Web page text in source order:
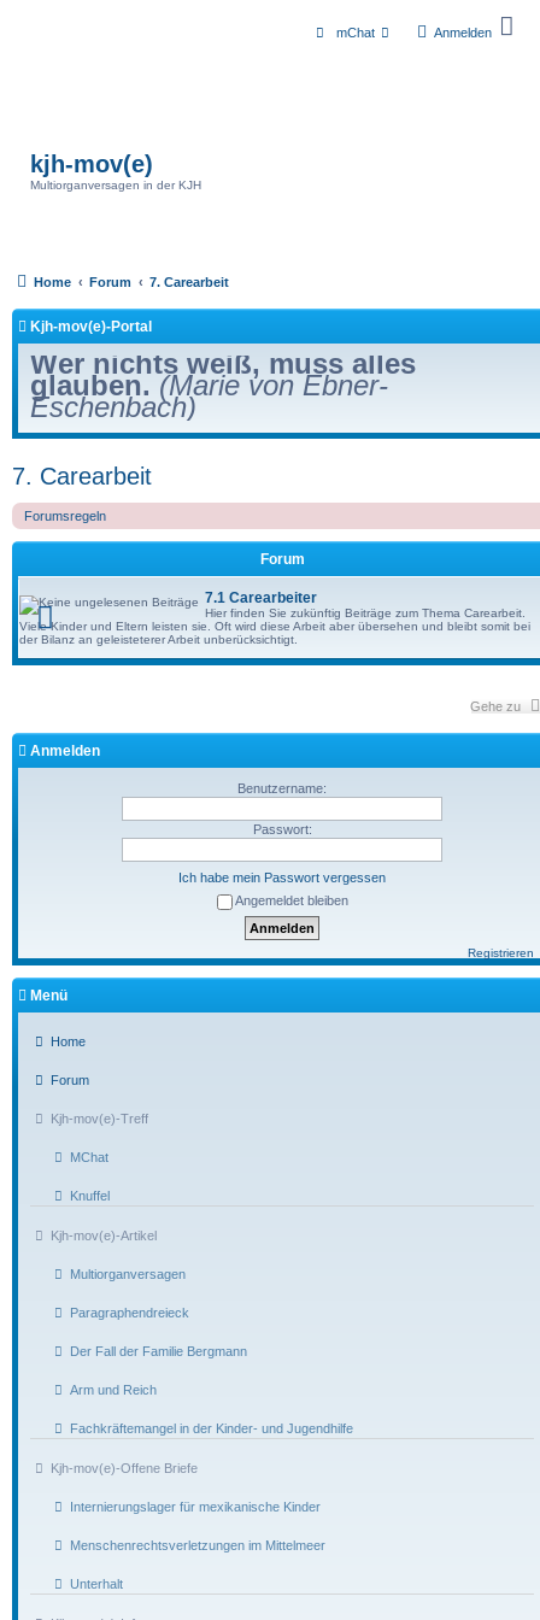
Anmelden
mChat
kjh-mov(e)
Multiorganversagen in der KJH
Home Forum 7. Carearbeit
Kjh-mov(e)-Portal
Wer nichts weiß, muss alles
glauben. (Marie von Ebner-
Eschenbach)
7. Carearbeit
Forumsregeln
Forum
7.1 Carearbeiter
Hier finden Sie zukünftig Beiträge zum Thema Carearbeit.
Viele Kinder und Eltern leisten sie. Oft wird diese Arbeit aber übersehen und bleibt somit bei
der Bilanz an geleisteterer Arbeit unberücksichtigt.
Gehe zu
Anmelden
Benutzername:
Passwort:
Ich habe mein Passwort vergessen
Angemeldet bleiben
Registrieren
Menü
Home
Forum
Kjh-mov(e)-Treff
MChat
Knuffel
Kjh-mov(e)-Artikel
Multiorganversagen
Paragraphendreieck
Der Fall der Familie Bergmann
Arm und Reich
Fachkräftemangel in der Kinder- und Jugendhilfe
Kjh-mov(e)-Offene Briefe
Internierungslager für mexikanische Kinder
Menschenrechtsverletzungen im Mittelmeer
Unterhalt